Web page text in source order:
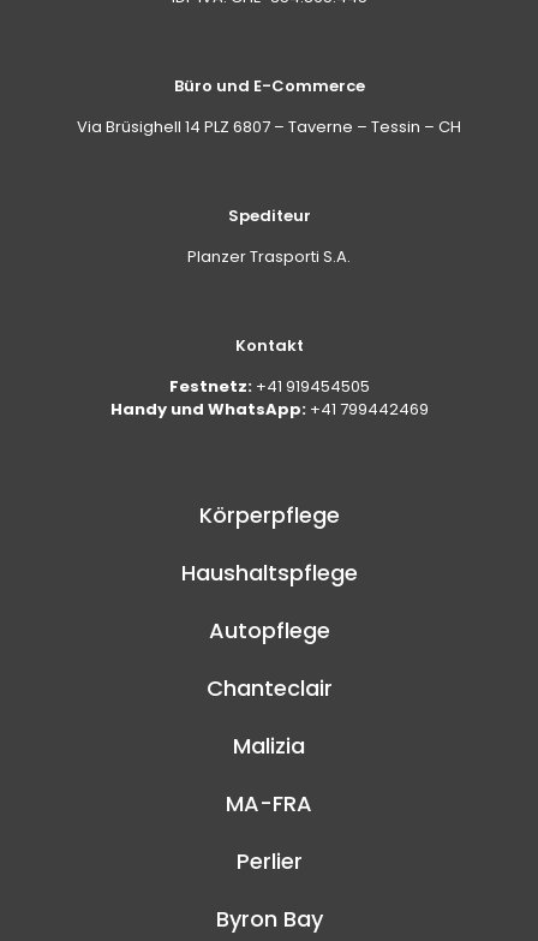
Büro und E-Commerce
Via Brüsighell 14 PLZ 6807 – Taverne – Tessin – CH
Spediteur
Planzer Trasporti S.A.
Kontakt
Festnetz: +41 919454505
Handy und WhatsApp: +41 799442469
Körperpflege
Haushaltspflege
Autopflege
Chanteclair
Malizia
MA-FRA
Perlier
Byron Bay